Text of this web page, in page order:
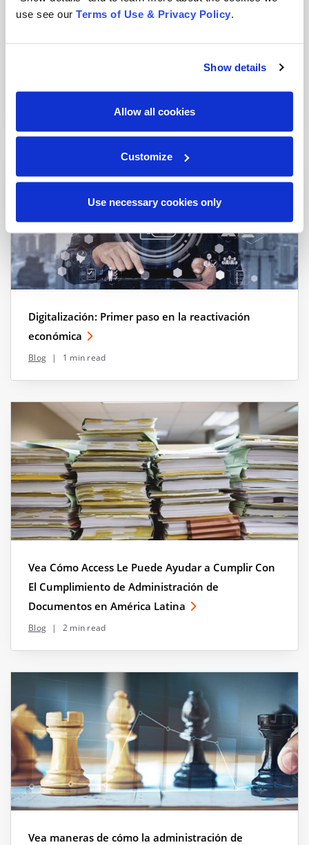
use see our Terms of Use & Privacy Policy
Show details
Allow all cookies
Customize
Use necessary cookies only
Laserfiche: Automatización de procesos, gestión
Digitalización: Primer paso en la reactivación
económica
Blog | 1 min read
Vea Cómo Access Le Puede Ayudar a Cumplir Con
El Cumplimiento de Administración de
Documentos en América Latina
Blog | 2 min read
Vea maneras de cómo la administración de